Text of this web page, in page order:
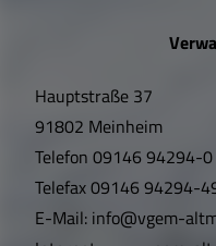
f
n
u
Hauptstraße 37
91802 Meinheim
Telefon 09146 94294-0
Telefax09146 94294-
E-Mail: info@vgem-